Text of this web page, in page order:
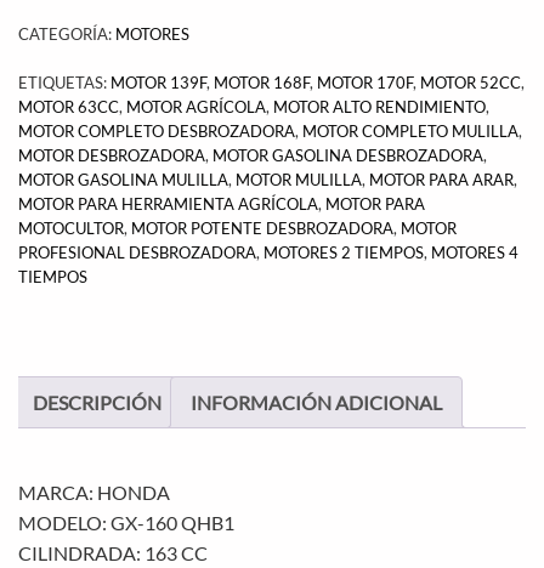
CATEGORÍA: MOTORES
ETIQUETAS: MOTOR 139F, MOTOR 168F, MOTOR 170F, MOTOR 52CC,
MOTOR 63CC, MOTOR AGRÍCOLA, MOTOR ALTO RENDIMIENTO,
MOTOR COMPLETO DESBROZADORA, MOTOR COMPLETO MULILLA,
MOTOR DESBROZADORA, MOTOR GASOLINA DESBROZADORA,
MOTOR GASOLINA MULILLA, MOTOR MULILLA, MOTOR PARA ARAR,
MOTOR PARA HERRAMIENTA AGRÍCOLA, MOTOR PARA
MOTOCULTOR, MOTOR POTENTE DESBROZADORA, MOTOR
PROFESIONAL DESBROZADORA, MOTORES 2 TIEMPOS, MOTORES 4
TIEMPOS
DESCRIPCIÓN INFORMACIÓN ADICIONAL
MARCA: HONDA
MODELO: GX-160 QHB1
CILINDRADA: 163 CC